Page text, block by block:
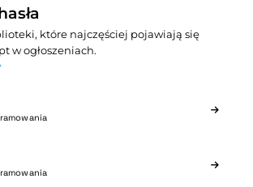
które najczęściej pojawiają się
w ogłoszeniach.